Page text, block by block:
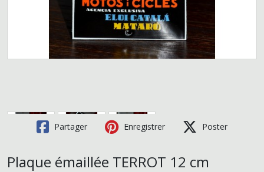
Partager Enregistrer Poster
Plaque émaillée TERROT 12 cm